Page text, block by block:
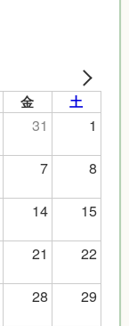
金 土
31
1
7
8
14
15
21
22
28
29